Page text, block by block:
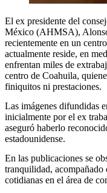
El ex presidente del
México (AHMSA),
recientemente en un
actualmente reside, en
enfrentan miles de
centro de Coahuila,
finiquitos ni prestaciones.
Las imágenes difundidas
inicialmente por el ex
aseguró haberlo
estadounidense.
En las publicaciones se
tranquilidad,
cotidianas en el área de